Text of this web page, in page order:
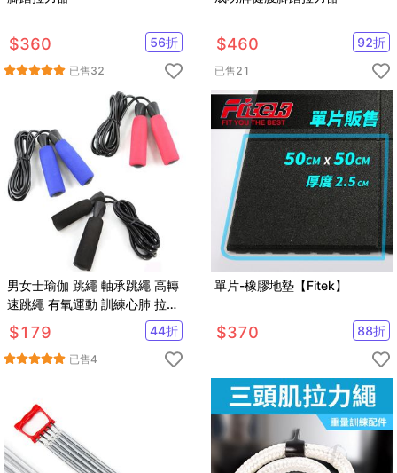
$360 56折
已售32
$460 92折
已售21
男女士瑜伽 跳繩 軸承跳繩 高轉
速跳繩 有氧運動 訓練心肺 拉力
繩 pvc 繩子【SV6396】
$179 44折
已售4
單片-橡膠地墊【Fitek】
$370 88折